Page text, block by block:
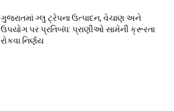
ગુજરાતમાં ગ્લુ ટ્રેપના ઉત્પાદન, વેચાણ અને
ઉપયોગ પર પ્રતિબંધ: પ્રાણીઓ સામેની ક્રૂરતા
રોકવા નિર્ણય